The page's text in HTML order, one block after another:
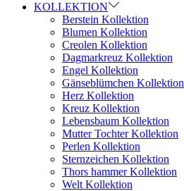
KOLLEKTION
Berstein Kollektion
Blumen Kollektion
Creolen Kollektion
Dagmarkreuz Kollektion
Engel Kollektion
Gänseblümchen Kollektion
Herz Kollektion
Kreuz Kollektion
Lebensbaum Kollektion
Mutter Tochter Kollektion
Perlen Kollektion
Sternzeichen Kollektion
Thors hammer Kollektion
Welt Kollektion